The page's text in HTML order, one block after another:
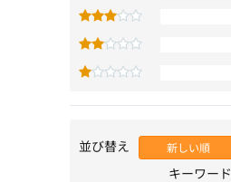
並び替え 新しい順
キーワード